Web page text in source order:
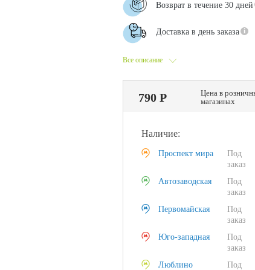
Все описание
Возврат в течение 30 дней
Доставка в день заказа
790 Р
Цена в
магазинах
Наличие:
Проспект мира
Под
заказ
Автозаводская
Под
заказ
Первомайская
Под
заказ
Юго-западная
Под
заказ
Люблино
Под